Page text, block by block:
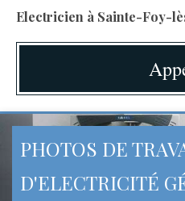
Electricien à Sainte-Foy-
PHOTOS DE
D'ELECTRICITÉ